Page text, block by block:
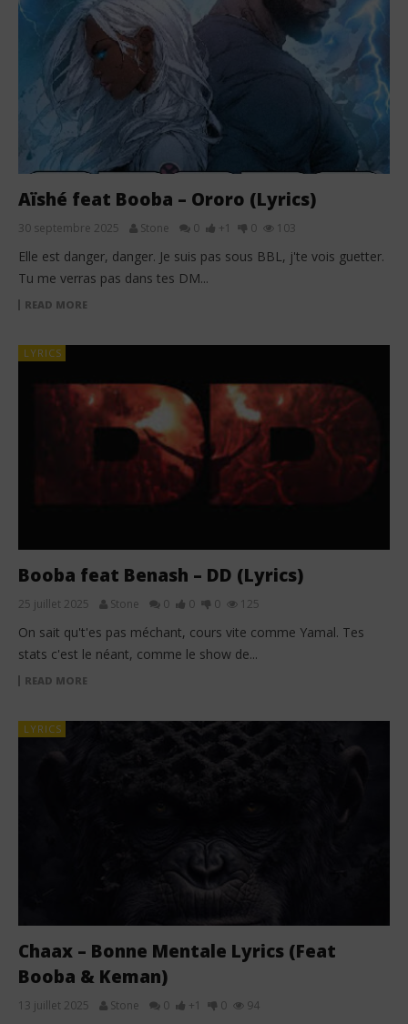
Aïshé feat Booba – Ororo (Lyrics)
30 septembre 2025 Stone 0 +1 0 103
Elle est danger, danger. Je suis pas sous BBL, j'te vois guetter.
Tu me verras pas dans tes DM...
READ MORE
LYRICS
Booba feat Benash – DD (Lyrics)
25 juillet 2025 Stone 0 0 0 125
On sait qu't'es pas méchant, cours vite comme Yamal. Tes
stats c'est le néant, comme le show de...
READ MORE
LYRICS
Chaax – Bonne Mentale Lyrics (Feat
Booba & Keman)
13 juillet 2025 Stone 0 +1 0 94